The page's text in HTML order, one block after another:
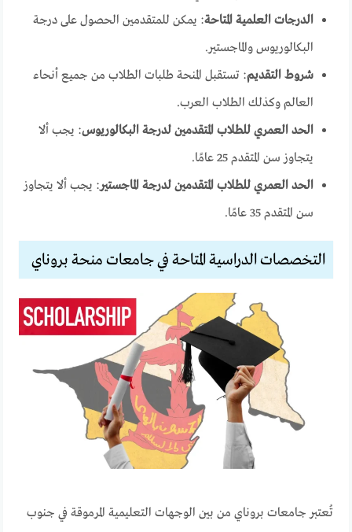
الدرجات العلمية المتاحة: يمكن للمتقدمين الحصول على درجة
البكالوريوس والماجستير.
شروط التقديم: تستقبل المنحة طلبات الطلاب من جميع أنحاء
العالم وكذلك الطلاب العرب.
الحد العمري للطلاب المتقدمين لدرجة البكالوريوس: يجب ألا
يتجاوز سن المتقدم 25 عامًا.
الحد العمري للطلاب المتقدمين لدرجة الماجستير: يجب ألا يتجاوز
سن المتقدم 35 عامًا.
التخصصات الدراسية المتاحة في جامعات منحة بروناي
تُعتبر جامعات بروناي من بين الوجهات التعليمية المرموقة في جنوب